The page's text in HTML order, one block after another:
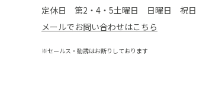
定休日 第2・4・5土曜日 日曜日 祝日
メールでお問い合わせはこちら
※セールス・勧誘はお断りしております